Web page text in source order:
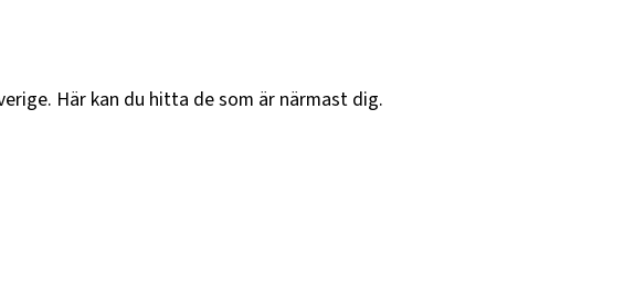
Här kan du hitta de som är närmast dig.